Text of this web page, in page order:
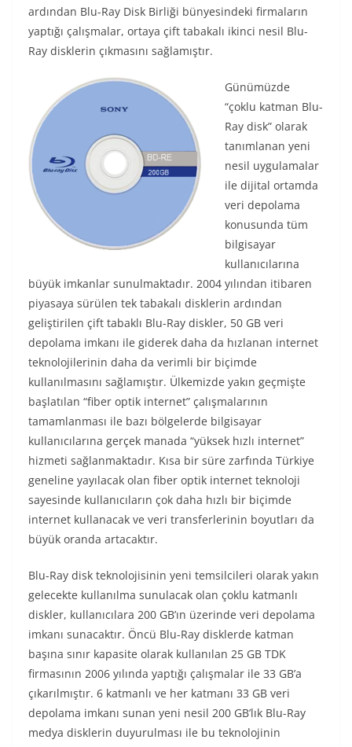
ardından Blu-Ray Disk Birliği bünyesindeki firmaların
yaptığı çalışmalar, ortaya çift tabakalı ikinci nesil Blu-
Ray disklerin çıkmasını sağlamıştır.
Günümüzde
“çoklu katman Blu-
Ray disk” olarak
tanımlanan yeni
nesil uygulamalar
ile dijital ortamda
veri depolama
konusunda tüm
bilgisayar
kullanıcılarına
büyük imkanlar sunulmaktadır. 2004 yılından itibaren
piyasaya sürülen tek tabakalı disklerin ardından
geliştirilen çift tabaklı Blu-Ray diskler, 50 GB veri
depolama imkanı ile giderek daha da hızlanan internet
teknolojilerinin daha da verimli bir biçimde
kullanılmasını sağlamıştır. Ülkemizde yakın geçmişte
başlatılan “fiber optik internet” çalışmalarının
tamamlanması ile bazı bölgelerde bilgisayar
kullanıcılarına gerçek manada “yüksek hızlı internet”
hizmeti sağlanmaktadır. Kısa bir süre zarfında Türkiye
geneline yayılacak olan fiber optik internet teknoloji
sayesinde kullanıcıların çok daha hızlı bir biçimde
internet kullanacak ve veri transferlerinin boyutları da
büyük oranda artacaktır.
Blu-Ray disk teknolojisinin yeni temsilcileri olarak yakın
gelecekte kullanılma sunulacak olan çoklu katmanlı
diskler, kullanıcılara 200 GB’ın üzerinde veri depolama
imkanı sunacaktır. Öncü Blu-Ray disklerde katman
başına sınır kapasite olarak kullanılan 25 GB TDK
firmasının 2006 yılında yaptığı çalışmalar ile 33 GB’a
çıkarılmıştır. 6 katmanlı ve her katmanı 33 GB veri
depolama imkanı sunan yeni nesil 200 GB’lık Blu-Ray
medya disklerin duyurulması ile bu teknolojinin